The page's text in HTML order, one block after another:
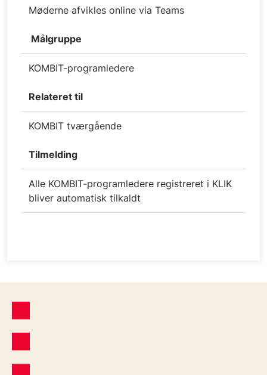
Møderne afvikles online via Teams
Målgruppe
KOMBIT-programledere
Relateret til
KOMBIT tværgående
Tilmelding
Alle KOMBIT-programledere registreret i KLIK
bliver automatisk tilkaldt